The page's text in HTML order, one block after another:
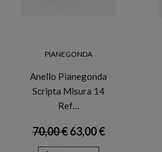
PIANEGONDA
Anello Pianegonda
Scripta Misura 14
Ref…
70,00 €63,00 €